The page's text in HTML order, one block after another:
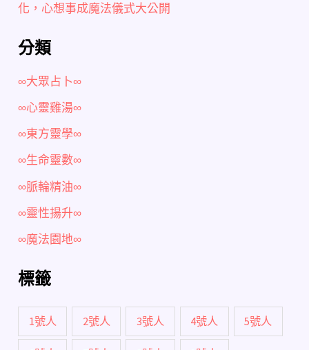
化，心想事成魔法儀式大公開
分類
∞大眾占卜∞
∞心靈雞湯∞
∞東方靈學∞
∞生命靈數∞
∞脈輪精油∞
∞靈性揚升∞
∞魔法園地∞
標籤
1號人 2號人 3號人 4號人 5號人